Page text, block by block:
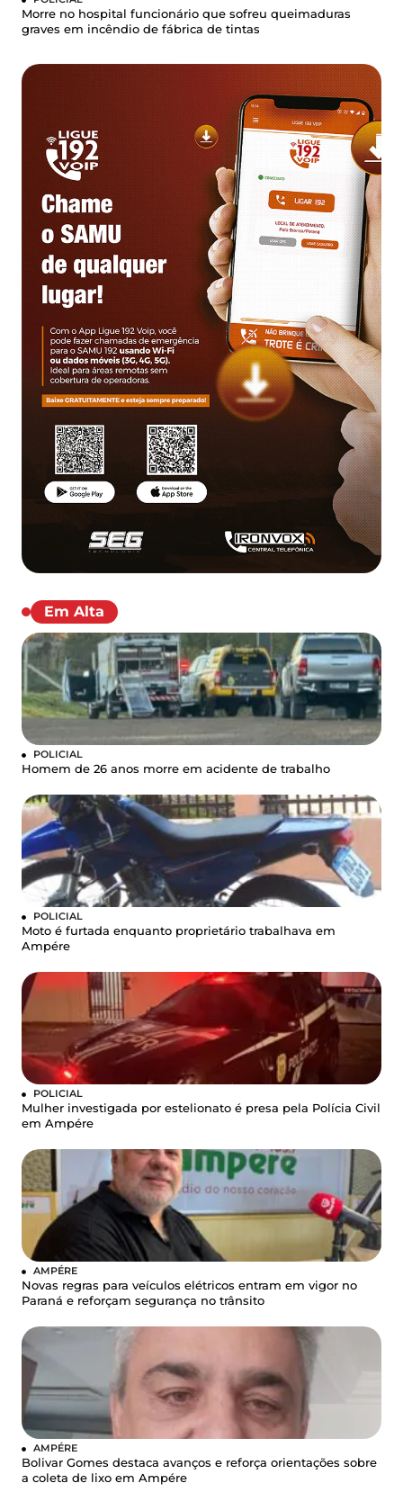
Morre no hospital funcionário que sofreu queimaduras
graves em incêndio de fábrica de tintas
Em Alta
POLICIAL
Homem de 26 anos morre em acidente de trabalho
POLICIAL
Moto é furtada enquanto proprietário trabalhava em
Ampére
POLICIAL
Mulher investigada por estelionato é presa pela Polícia Civil
em Ampére
AMPÉRE
Novas regras para veículos elétricos entram em vigor no
Paraná e reforçam segurança no trânsito
AMPÉRE
Bolivar Gomes destaca avanços e reforça orientações sobre
a coleta de lixo em Ampére